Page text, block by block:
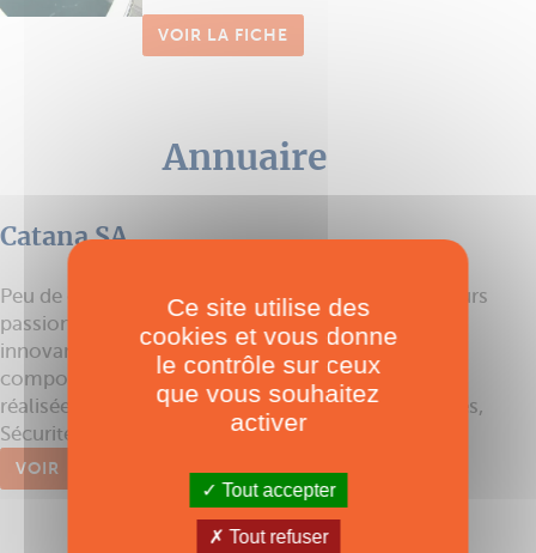
VOIR LA FICHE
Annuaire
Catana SA
Peu de constructeurs peuvent prétendre offrir à leurs
passionnés des catamarans de voyage, à la fois
innovants, rapides et luxueux sans altérer le
comportement marin du bateau. Ainsi se trouve
réalisée la trilogie chère à la marque : Performances,
Sécurité, Confort ultime, alchimie des ...
VOIR
Ce site utilise des
cookies et vous donne
le contrôle sur ceux
que vous souhaitez
activer
Tout accepter
Tout refuser